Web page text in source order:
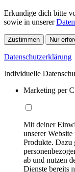
Erkundige dich bitte
sowie in unserer
Zustimmen Nur
Datenschutzerklärung
Individuelle
Marketing per
Mit deiner
unserer
Produkte. Dazu
ab und nutzen
Dienste bereits